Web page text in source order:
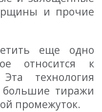
и прочие
еще одно
относится к
технология
большие тиражи
промежуток.